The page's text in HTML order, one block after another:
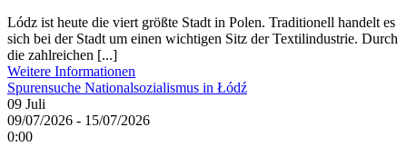
Lódz ist heute die viert größte Stadt in Polen. Traditionell handelt es
sich bei der Stadt um einen wichtigen Sitz der Textilindustrie. Durch
die zahlreichen [...]
Weitere Informationen
Spurensuche Nationalsozialismus in Łódź
09 Juli
09/07/2026 - 15/07/2026
0:00